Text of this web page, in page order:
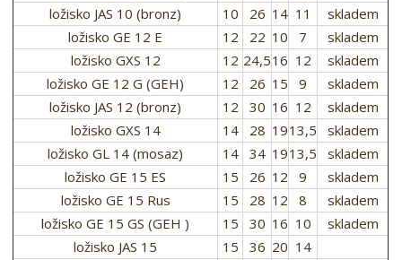
ložisko JAS 10 (bronz)
10 26 14 11
skladem
ložisko GE 12 E
12 22 10 7
skladem
ložisko GXS 12
12 24,516 12
skladem
ložisko GE 12 G (GEH)
12 26 15 9
skladem
ložisko JAS 12 (bronz)
12 30 16 12
skladem
ložisko GXS 14
14 28 1913,5
skladem
ložisko GL 14 (mosaz)
14 34 1913,5
skladem
ložisko GE 15 ES
15 26 12 9
skladem
ložisko GE 15 Rus
15 28 12 8
skladem
ložisko GE 15 GS (GEH )
15 30 16 10
skladem
ložisko JAS 15
15 36 20 14